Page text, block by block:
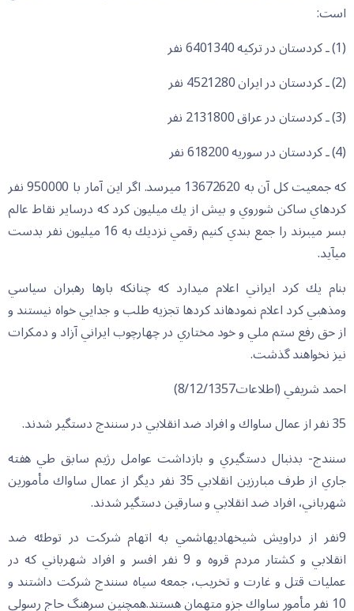
است:
(1) ـ كردستان در تركيه 6401340 نفر
(2) ـ كردستان در ايران 4521280 نفر
(3) ـ كردستان در عراق 2131800 نفر
(4) ـ كردستان در سوريه 618200 نفر
كه جمعيت كل آن به 13672620 مي‏رسد. اگر اين آمار با 950000 نفر
كردهاي ساكن شوروي و بيش از يك ميليون كرد كه درساير نقاط عالم
بسر مي‏برند را جمع بندي كنيم رقمي نزديك به 16 ميليون نفر بدست
مي‏آيد.
بنام يك كرد ايراني اعلام مي‏دارد كه چنانكه بارها رهبران سياسي
ومذهبي كرد اعلام نموده‏اند كردها تجزيه طلب و جدايي خواه نيستند و
از حق رفع ستم ملي و خود مختاري در چهارچوب ايراني آزاد و دمكرات
نيز نخواهند گذشت.
احمد شريفي (اطلاعات8/12/1357)
35 نفر از عمال ساواك و افراد ضد انقلابي در سنندج دستگير شدند.
سنندج- بدنبال دستگيري و بازداشت عوامل رژيم سابق طي هفته
جاري از طرف مبارزين انقلابي 35 نفر ديگر از عمال ساواك مأمورين
شهرباني، افراد ضد انقلابي و سارقين دستگير شدند.
9نفر از دراويش شيخ‏هادي‏هاشمي به اتهام شركت در توطئه ضد
انقلابي و كشتار مردم قروه و 9 نفر افسر و افراد شهرباني كه در
عمليات قتل و غارت و تخريب، جمعه سياه سنندج شركت داشتند و
10 نفر مأمور ساواك جزو متهمان هستند.همچنين سرهنگ حاج رسولي